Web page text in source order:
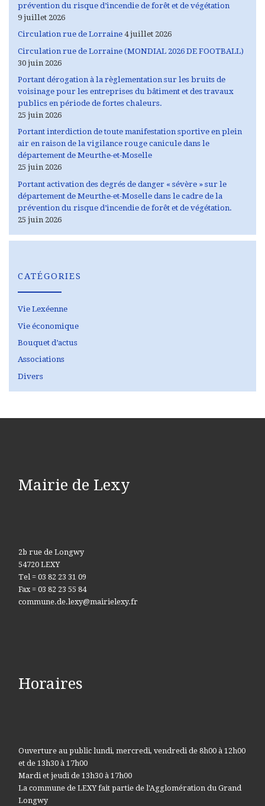
prévention du risque d’incendie de forêt et de végétation
9 juillet 2026
Circulation rue de Lorraine 4 juillet 2026
Circulation rue de Lorraine (MONDIAL 2026 DE FOOTBALL)
30 juin 2026
Portant dérogation à la règlementation sur les bruits de
voisinage pour les entreprises du bâtiment et des travaux
publics en période de fortes chaleurs.
25 juin 2026
Portant interdiction de toute manifestation sportive en plein
air en raison de la vigilance rouge canicule dans le
département de Meurthe-et-Moselle
25 juin 2026
Portant activation des degrés de danger « sévère » sur le
département de Meurthe-et-Moselle dans le cadre de la
prévention du risque d’incendie de forêt et de végétation.
25 juin 2026
CATÉGORIES
Vie Lexéenne
Vie économique
Bouquet d’actus
Associations
Divers
Mairie de Lexy
2b rue de Longwy
54720 LEXY
Tel = 03 82 23 31 09
Fax = 03 82 23 55 84
commune.de.lexy@mairielexy.fr
Horaires
Ouverture au public lundi, mercredi, vendredi de 8h00 à 12h00
et de 13h30 à 17h00
Mardi et jeudi de 13h30 à 17h00
La commune de LEXY fait partie de l'Agglomération du Grand
Longwy